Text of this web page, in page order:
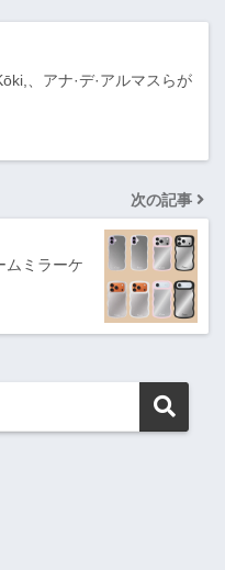
、アナ·デ·アルマスらが
次の記事
ムミラーケ